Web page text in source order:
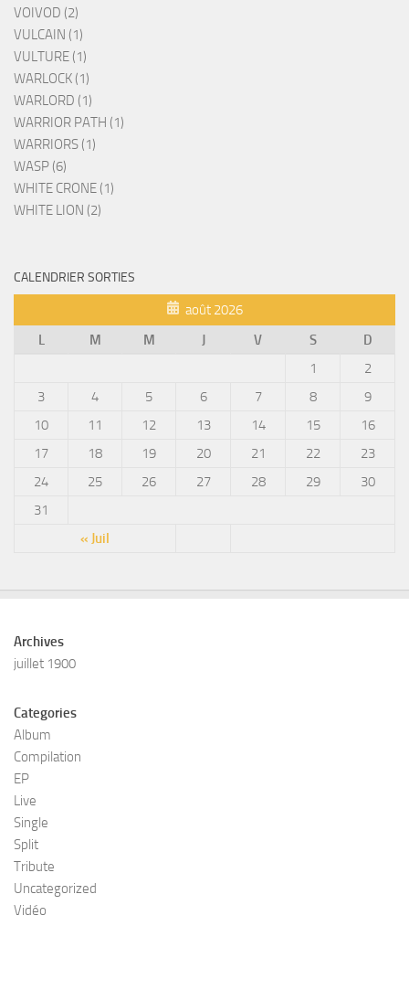
VOIVOD (2)
VULCAIN (1)
VULTURE (1)
WARLOCK (1)
WARLORD (1)
WARRIOR PATH (1)
WARRIORS (1)
WASP (6)
WHITE CRONE (1)
WHITE LION (2)
CALENDRIER SORTIES
août 2026
L
M M J V S D
« Juil
1
2
3
4 5 6 7 8
9
10
11 12 13 14 15
16
17
18 19 20 21 22
23
24
25 26 27 28 29
30
31
Archives
juillet 1900
Categories
Album
Compilation
EP
Live
Single
Split
Tribute
Uncategorized
Vidéo